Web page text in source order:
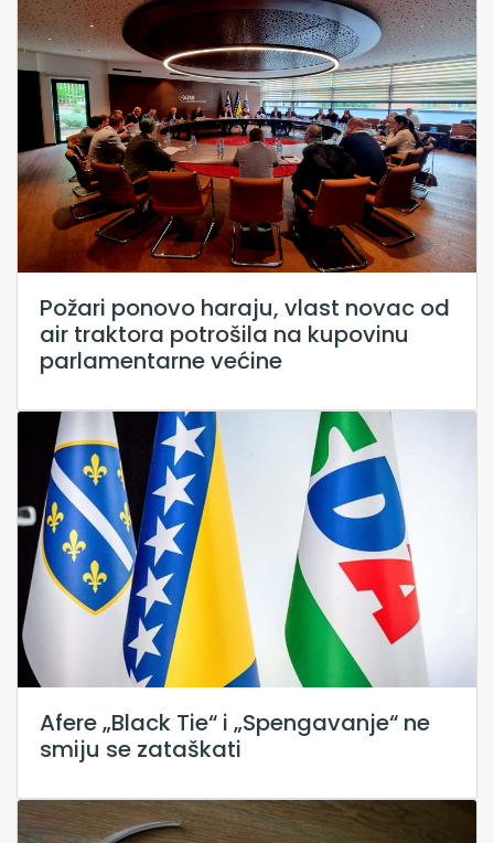
Požari ponovo haraju, vlast novac od
air traktora potrošila na kupovinu
parlamentarne većine
Afere „Black Tie“ i „Spengavanje“ ne
smiju se zataškati